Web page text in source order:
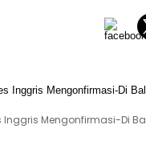
Inggris Mengonfirmasi-Di